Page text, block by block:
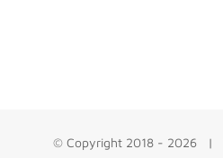
© Copyright 2018 - 2026 |